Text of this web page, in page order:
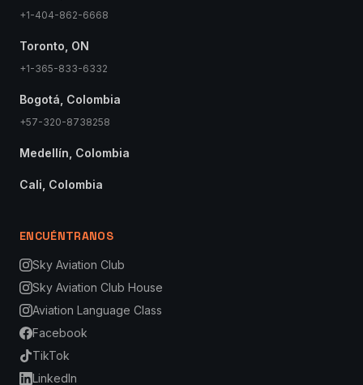
+1-404-862-6668
Toronto, ON
+1-365-833-6332
Bogotá, Colombia
+57-320-8738258
Medellín, Colombia
Cali, Colombia
ENCUÉNTRANOS
Sky Aviation Club
Sky Aviation Club House
Aviation Language Class
Facebook
TikTok
LinkedIn